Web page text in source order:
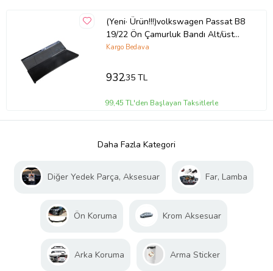
(Yeni· Ürün!!!)volkswagen Passat B8
19/22 Ön Çamurluk Bandı Alt/üst
Komple Sol (Ni·kelajlı)
Kargo Bedava
932,35 TL
99,45 TL'den Başlayan Taksitlerle
Daha Fazla Kategori
Diğer Yedek Parça, Aksesuar Far, Lamba
Ön Koruma Krom Aksesuar
Arka Koruma Arma Sticker